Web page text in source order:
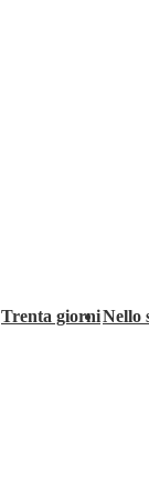
Trenta giorniNello